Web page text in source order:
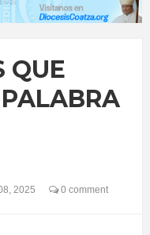
QUE
2025 0 comment